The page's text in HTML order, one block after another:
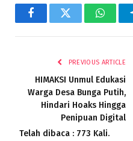
FacebookTwitter
PREVIOUS ARTICLE
HIMAKSI Unmul Edukasi
Warga Desa Bunga Putih,
Hindari Hoaks Hingga
Penipuan Digital
Telah dibaca : 773 Kali.